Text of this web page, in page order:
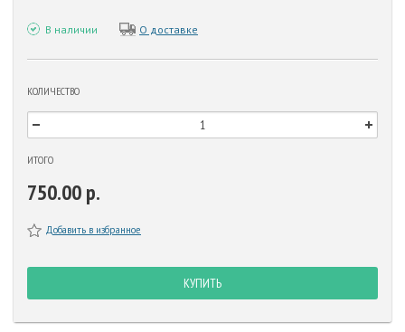
В наличии О доставке
КОЛИЧЕСТВО
ИТОГО
750.00 р.
Добавить в избранное
КУПИТЬ